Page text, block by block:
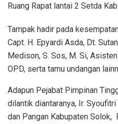
Ruang Rapat lantai 2 Setda
Tampak hadir pada
Capt. H. Epyardi Asda, Dt.
Medison, S. Sos, M. Si,
OPD, serta tamu undangan
Adapun Pejabat Pimpinan
dilantik diantaranya, Ir.
dan Pangan Kabupaten Solok,